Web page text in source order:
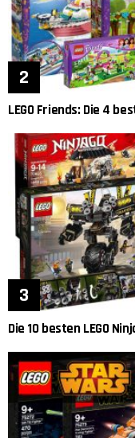
LEGO Friends: Die 4
Die 10 besten LEGO